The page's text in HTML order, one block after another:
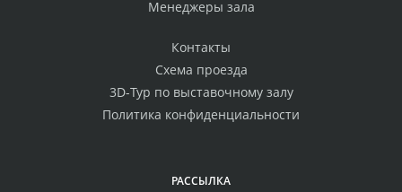
Менеджеры зала
Контакты
Схема проезда
3D-Тур по выставочному залу
Политика конфиденциальности
РАССЫЛКА